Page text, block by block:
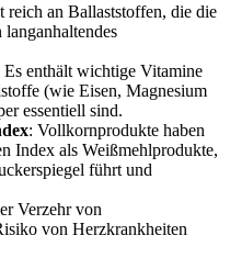
reich an Ballaststoffen, die die
Es enthält wichtige Vitamine
(wie Eisen, Magnesium
essentiell sind.
: Vollkornprodukte haben
Index als Weißmehlprodukte,
führt und
Verzehr von
von Herzkrankheiten